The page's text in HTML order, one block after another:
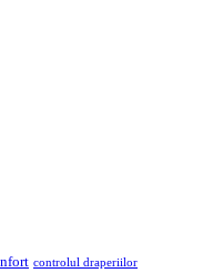
controlul draperiilor